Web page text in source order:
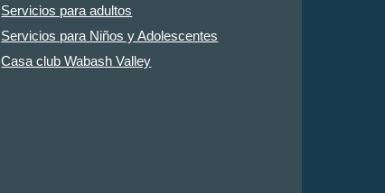
Servicios para adultos
Servicios para Niños y Adolescentes
Casa club Wabash Valley